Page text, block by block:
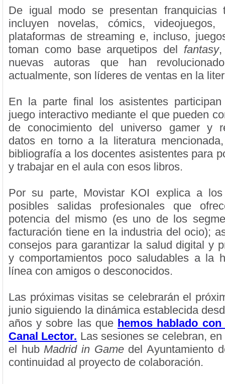
De igual modo se presentan franquicias
incluyen novelas, cómics, videojuegos,
plataformas de streaming e, incluso,
toman como base arquetipos del fantasy,
nuevas autoras que han
actualmente, son líderes de ventas en la
En la parte final los asistentes
juego interactivo mediante el que pueden
de conocimiento del universo gamer y
datos en torno a la literatura
bibliografía a los docentes asistentes para
y trabajar en el aula con esos libros.
Por su parte, Movistar KOI explica a
posibles salidas profesionales que
potencia del mismo (es uno de los
facturación tiene en la industria del ocio);
consejos para garantizar la salud digital y
y comportamientos poco saludables a la
línea con amigos o desconocidos.
Las próximas visitas se celebrarán el
junio siguiendo la dinámica establecida
años y sobre las que hemos hablado
Canal Lector. Las sesiones se celebran,
el hubMadrid in Gamedel Ayuntamiento
continuidad al proyecto de colaboración.